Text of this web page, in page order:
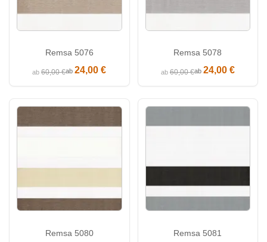
Remsa 5076
ab60,00 €ab24,00 €
Remsa 5078
ab60,00 €ab 24,00 €
Remsa 5080 Remsa 5081